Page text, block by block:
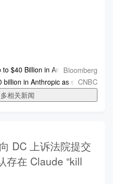
$40 Billion in AnthropicBloomberg
billion in Anthropic as search giant
CNBC
相关新闻
DC 上诉法院提交
存在 Claude “kill